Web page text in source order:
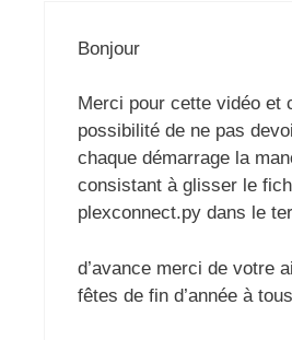
Bonjour
Merci pour cette vidéo et
possibilité de ne pas
chaque démarrage la
consistant à glisser le
plexconnect.py dans le
d’avance merci de votre
fêtes de fin d’année à tous